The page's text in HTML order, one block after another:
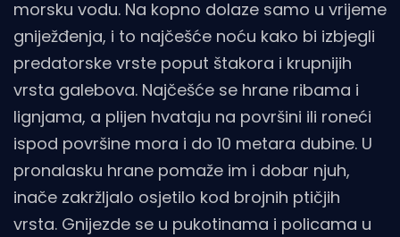
morsku vodu. Na kopno dolaze samo u vrijeme
gniježđenja, i to najčešće noću kako bi izbjegli
predatorske vrste poput štakora i krupnijih
vrsta galebova. Najčešće se hrane ribama i
lignjama, a plijen hvataju na površini ili roneći
ispod površine mora i do 10 metara dubine. U
pronalasku hrane pomaže im i dobar njuh,
inače zakržljalo osjetilo kod brojnih ptičjih
vrsta. Gnijezde se u pukotinama i policama u